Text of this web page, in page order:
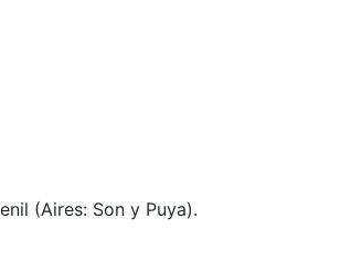
(Aires: Son y Puya).